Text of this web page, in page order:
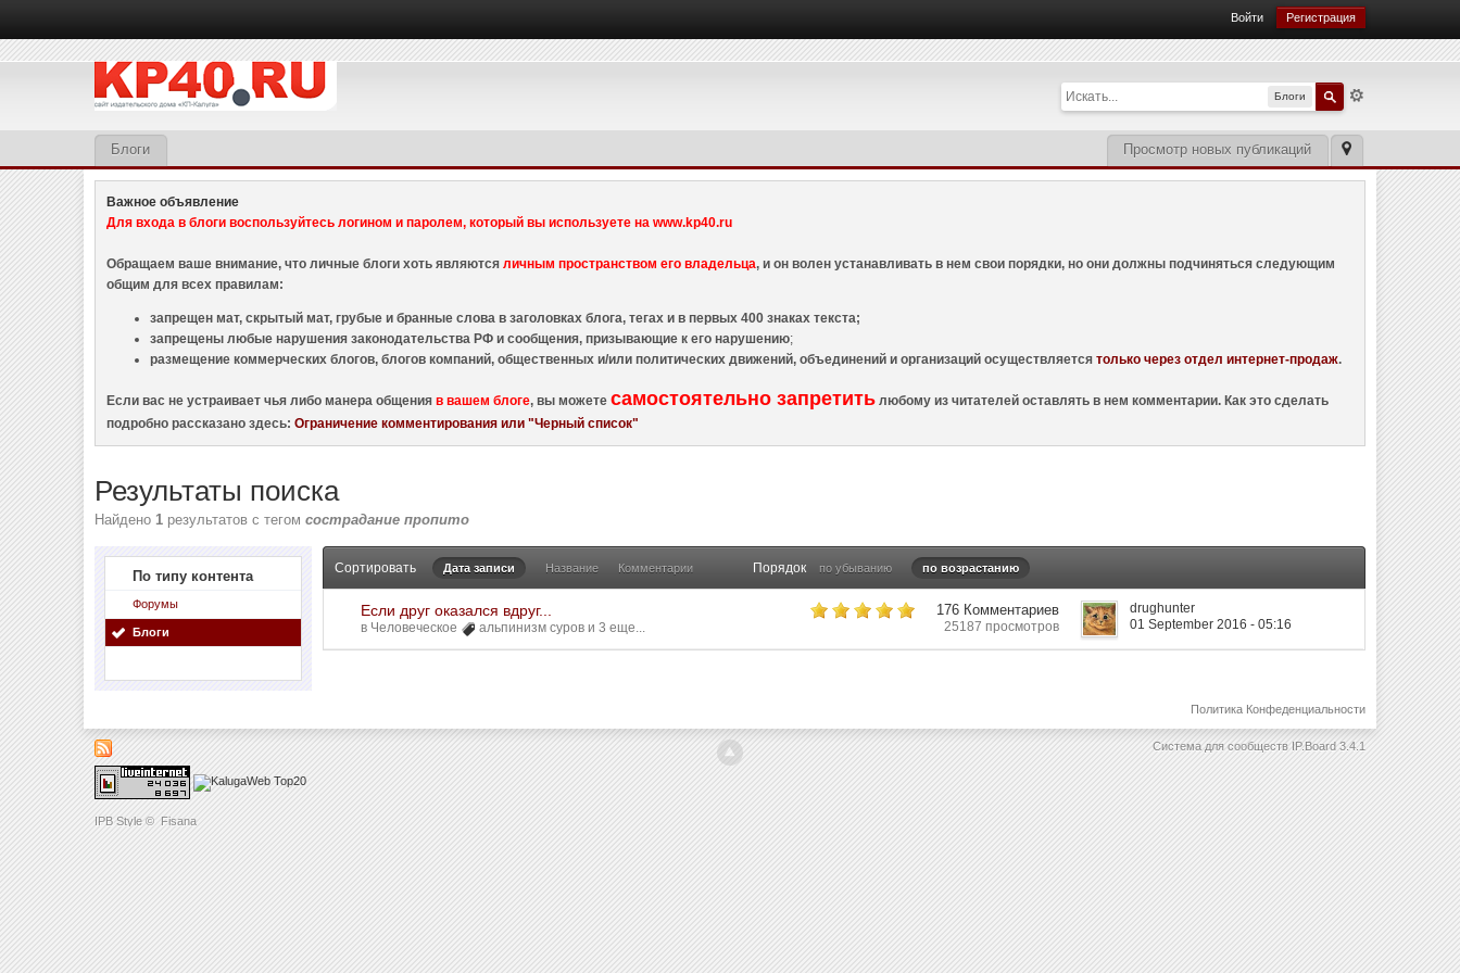
IPB Style © Fisana
Войти Регистрация
Блоги
Просмотр новых публикаций
Блоги
Важное объявление
Для входа в блоги воспользуйтесь логином и паролем, который вы используете на www.kp40.ru
Обращаем ваше внимание, что личные блоги хоть являютсяличным пространством его владельца, и он волен устанавливать в нем свои порядки, но они должны подчиняться следующим
общим для всех правилам:
запрещен мат, скрытый мат, грубые и бранные слова в заголовках блога, тегах и в первых 400 знаках текста;
запрещены любые нарушения законодательства РФ и сообщения, призывающие к его нарушению;
размещение коммерческих блогов, блогов компаний, общественных и/или политических движений, объединений и организаций осуществляетсятолько через отдел интернет-продаж.
Если вас не устраивает чья либо манера общенияв вашем блоге, вы можетесамостоятельно запретить любому из читателей оставлять в нем комментарии. Как это сделать
подробно рассказано здесь:Ограничение комментирования или "Черный список"
Результаты поиска
Найдено1 результатов с тегомсострадание пропито
По типу контента
Форумы
Блоги
Сортировать Дата записи Название Комментарии Порядок по убыванию по возрастанию
Если друг оказался вдруг...
в Человеческое альпинизм суров и 3 еще...
176 Комментариев
25187 просмотров
drughunter
01 September 2016 - 05:16
Политика Конфеденциальности
Система для сообществ IP.Board 3.4.1